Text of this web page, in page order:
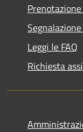
Leggi le FAQ
Richiesta